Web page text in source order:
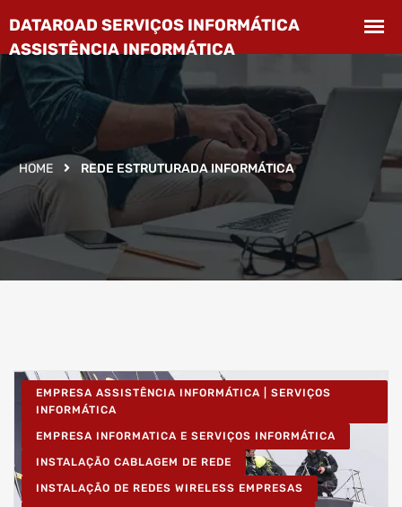
HOME REDE ESTRUTURADA INFORMÁTICA
EMPRESA ASSISTÊNCIA INFORMÁTICA | SERVIÇOS
INFORMÁTICA
EMPRESA INFORMATICA E SERVIÇOS INFORMÁTICA
INSTALAÇÃO CABLAGEM DE REDE
INSTALAÇÃO DE REDES WIRELESS EMPRESAS